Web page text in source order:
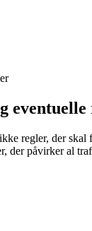
regler, der
der påvirker al